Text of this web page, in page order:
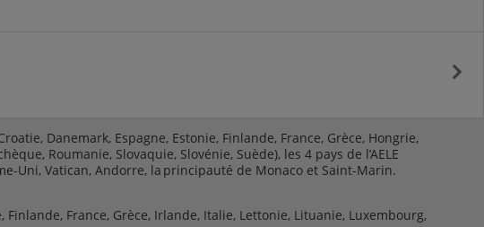
Danemark, Espagne, Estonie, Finlande, France, Grèce, Hongrie,
Roumanie, Slovaquie, Slovénie, Suède), les 4 pays de l’AELE
Uni, Vatican, Andorre, la principauté de Monaco et Saint-Marin.
France, Grèce, Irlande, Italie, Lettonie, Lituanie, Luxembourg,